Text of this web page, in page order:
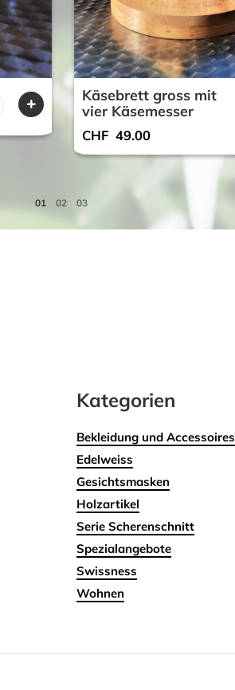
Käsebrett gross mit
vier Käsemesser
CHF 49.00
Kategorien
Bekleidung und Accessoires
Edelweiss
Gesichtsmasken
Holzartikel
Serie Scherenschnitt
Spezialangebote
Swissness
Wohnen